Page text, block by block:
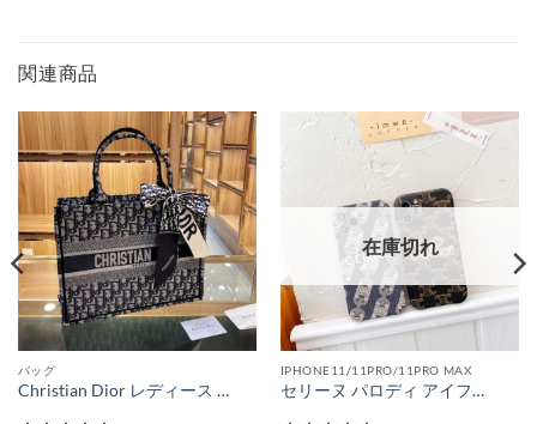
関連商品
バッグ
Christian Dior レディース バッグ 激安 ディオール オブリーク ブックトート セレブ愛用 ハンドバッグ スカーフ付き dior風 カバン 新作 ファッション 送料無料 通販
在庫切れ
IPHONE11/11PRO/11PRO MAX
セリーヌ パロディ アイフォン12pro max/12pro カバー 刺繡 CELINE iphone12/11pro max/11 ケース 韓国 おしゃれ iphonexs/xr スマホカバー 大人っぽい ビジネス風 iphonexs max 携帯ケース 安全 可愛い